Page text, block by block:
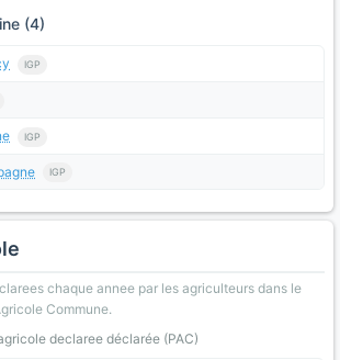
(4)
IGP
IGP
IGP
chaque annee par les agriculteurs dans le
Commune.
declaree déclarée (PAC)